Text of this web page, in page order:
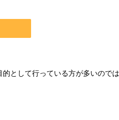
として行っている方が多いので